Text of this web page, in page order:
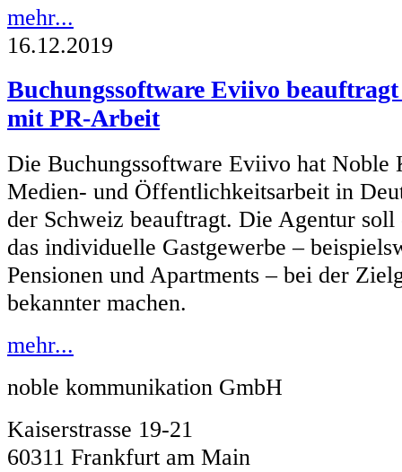
mehr...
16.12.2019
Buchungssoftware Eviivo
mit PR-Arbeit
Die Buchungssoftware Eviivo hat Noble
Medien- und Öffentlichkeitsarbeit in
der Schweiz beauftragt. Die Agentur
das individuelle Gastgewerbe –
Pensionen und Apartments – bei der
bekannter machen.
mehr...
noble kommunikation GmbH
Kaiserstrasse 19-21
60311 Frankfurt am Main